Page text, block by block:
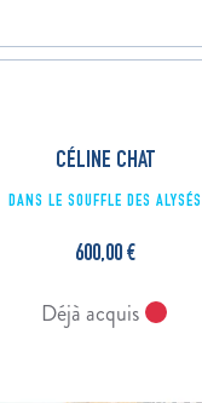
CÉLINE CHAT
DANS LE SOUFFLE DES ALYSÉS
600,00 €
Déjà acquis